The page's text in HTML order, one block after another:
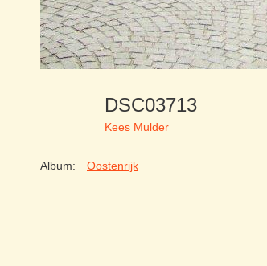
DSC03713
Kees Mulder
Album: Oostenrijk